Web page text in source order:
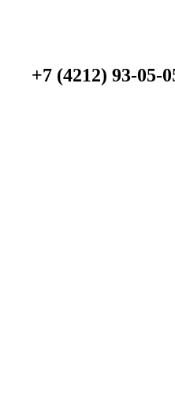
+7 (4212) 93-